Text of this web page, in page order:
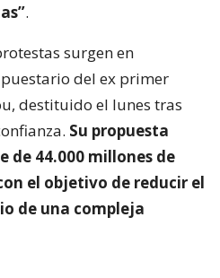
.
surgen en
del ex primer
destituido el lunes tras
Su propuesta
de 44.000 millones de
el objetivo de reducir el
de una compleja